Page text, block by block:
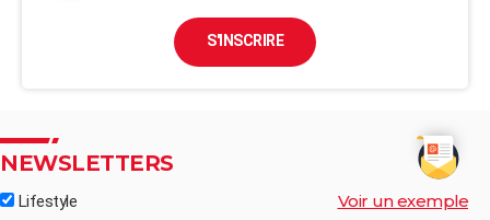
S'INSCRIRE
NEWSLETTERS
Lifestyle Voir un exemple